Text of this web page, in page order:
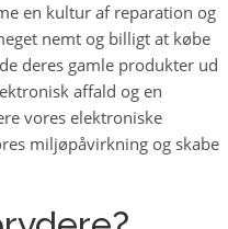
en kultur af reparation og
nemt og billigt at købe
deres gamle produkter ud
affald og en
vores elektroniske
miljøpåvirkning og skabe